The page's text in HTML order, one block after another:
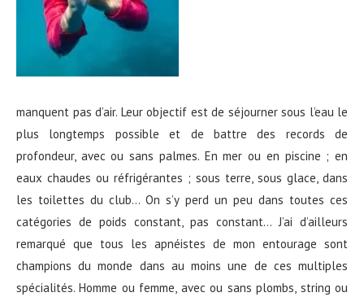
manquent pas d’air. Leur objectif est de séjourner sous l’eau le
plus longtemps possible et de battre des records de
profondeur, avec ou sans palmes. En mer ou en piscine ; en
eaux chaudes ou réfrigérantes ; sous terre, sous glace, dans
les toilettes du club… On s’y perd un peu dans toutes ces
catégories de poids constant, pas constant… J’ai d’ailleurs
remarqué que tous les apnéistes de mon entourage sont
champions du monde dans au moins une de ces multiples
spécialités. Homme ou femme, avec ou sans plombs, string ou